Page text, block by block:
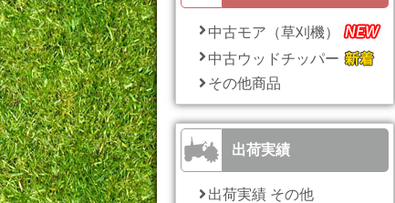
中古モア（草刈機）
中古ウッドチッパー
その他商品
出荷実績
出荷実績 その他